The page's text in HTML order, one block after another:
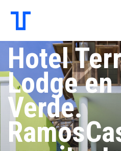
Hotel
Lodge en
Verde.